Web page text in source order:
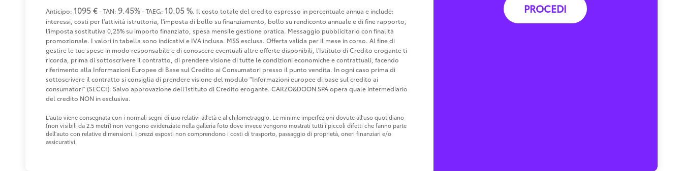
Anticipo: 1095 €- TAN: 9.45%- TAEG: 10.05 %. Il costo totale del credito espresso in percentuale annua e include:
interessi, costi per l'attività istruttoria, l'imposta di bollo su finanziamento, bollo su rendiconto annuale e di fine rapporto,
l'imposta sostitutiva 0,25% su importo finanziato, spesa mensile gestione pratica. Messaggio pubblicitario con finalità
promozionale. I valori in tabella sono indicativi e IVA inclusa. MSS esclusa. Offerta valida per il mese in corso. Al fine di
gestire le tue spese in modo responsabile e di conoscere eventuali altre offerte disponibili, l'Istituto di Credito erogante ti
ricorda, prima di sottoscrivere il contratto, di prendere visione di tutte le condizioni economiche e contrattuali, facendo
riferimento alla Informazioni Europee di Base sul Credito ai Consumatori presso il punto vendita. In ogni caso prima di
sottoscrivere il contratto si consiglia di prendere visione del modulo "Informazioni europee di base sul credito ai
consumatori" (SECCI). Salvo approvazione dell'Istituto di Credito erogante. CARZO&DOON SPA opera quale intermediario
del credito NON in esclusiva.
L'auto viene consegnata con i normali segni di uso relativi all'età e al chilometraggio. Le minime imperfezioni dovute all'uso quotidiano
(non visibili da 2.5 metri) non vengono evidenziate nella galleria foto dove invece vengono mostrati tutti i piccoli difetti che fanno parte
dell'auto con relative dimensioni. I prezzi esposti non comprendono i costi di trasporto, passaggio di proprietà, oneri finanziari e/o
assicurativi.
PROCEDI